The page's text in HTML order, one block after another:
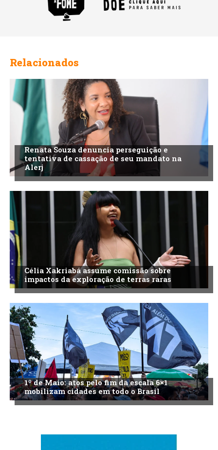
Relacionados
Renata Souza denuncia perseguição e
tentativa de cassação de seu mandato na
Alerj
Célia Xakriabá assume comissão sobre
impactos da exploração de terras raras
1º de Maio: atos pelo fim da escala 6×1
mobilizam cidades em todo o Brasil